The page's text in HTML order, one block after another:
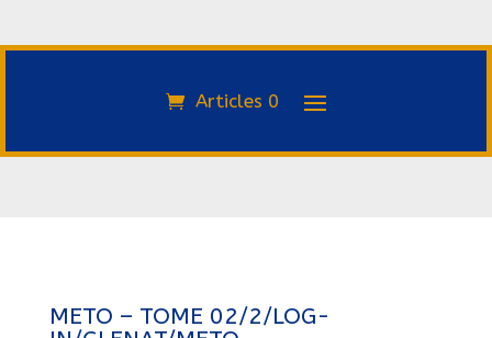
Articles 0
METO – TOME 02/2/LOG-